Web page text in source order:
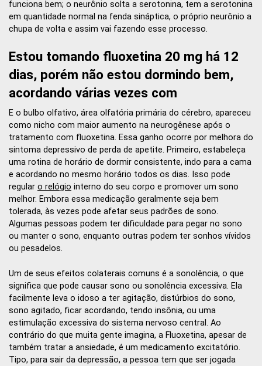
funciona bem; o neurônio solta a serotonina, tem a serotonina
em quantidade normal na fenda sináptica, o próprio neurônio a
chupa de volta e assim vai fazendo esse processo.
Estou tomando fluoxetina 20 mg há 12
dias, porém não estou dormindo bem,
acordando várias vezes com
E o bulbo olfativo, área olfatória primária do cérebro, apareceu
como nicho com maior aumento na neurogênese após o
tratamento com fluoxetina. Essa ganho ocorre por melhora do
sintoma depressivo de perda de apetite. Primeiro, estabeleça
uma rotina de horário de dormir consistente, indo para a cama
e acordando no mesmo horário todos os dias. Isso pode
regular o relógio interno do seu corpo e promover um sono
melhor. Embora essa medicação geralmente seja bem
tolerada, às vezes pode afetar seus padrões de sono.
Algumas pessoas podem ter dificuldade para pegar no sono
ou manter o sono, enquanto outras podem ter sonhos vívidos
ou pesadelos.
Um de seus efeitos colaterais comuns é a sonolência, o que
significa que pode causar sono ou sonolência excessiva. Ela
facilmente leva o idoso a ter agitação, distúrbios do sono,
sono agitado, ficar acordando, tendo insônia, ou uma
estimulação excessiva do sistema nervoso central. Ao
contrário do que muita gente imagina, a Fluoxetina, apesar de
também tratar a ansiedade, é um medicamento excitatório.
Tipo, para sair da depressão, a pessoa tem que ser jogada